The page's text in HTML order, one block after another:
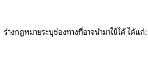
ร่างกฎหมายระบุช่องทางที่อาจนำมาใช้ได้ ได้แก่: